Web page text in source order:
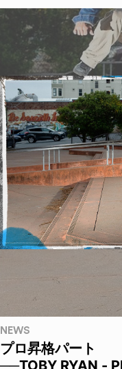
NEWS
プロ昇格パート
──TOBY RYAN -